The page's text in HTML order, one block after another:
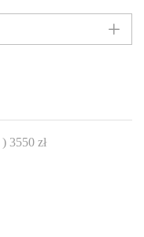
) 3550 zł